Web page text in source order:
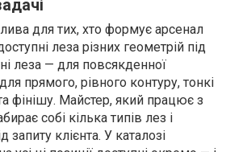
для тих, хто формує арсенал
леза різних геометрій під
леза — для повсякденної
прямого, рівного контуру, тонкі
фінішу. Майстер, який працює з
собі кілька типів лез і
запиту клієнта. У каталозі